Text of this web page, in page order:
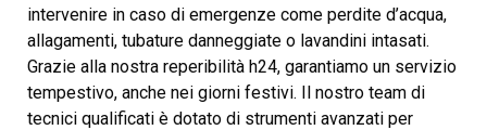
intervenire in caso di emergenze come perdite d’acqua,
allagamenti, tubature danneggiate o lavandini intasati.
Grazie alla nostra reperibilità h24, garantiamo un servizio
tempestivo, anche nei giorni festivi. Il nostro team di
tecnici qualificati è dotato di strumenti avanzati per